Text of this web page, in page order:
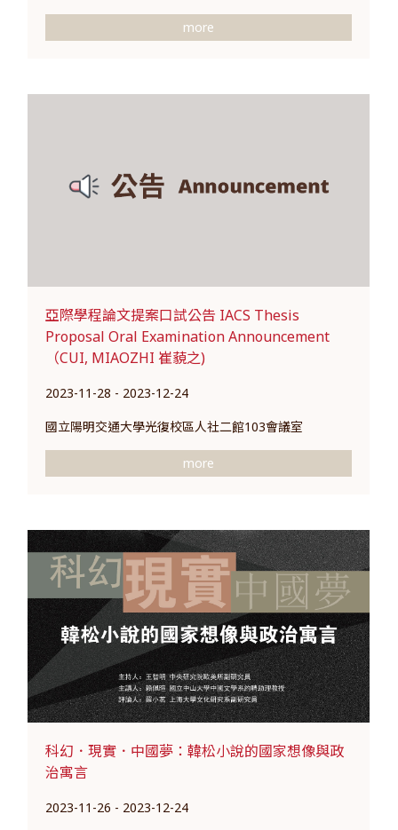
more
亞際學程論文提案口試公告 IACS Thesis
Proposal Oral Examination Announcement
（CUI, MIAOZHI 崔藐之)
2023-11-28 - 2023-12-24
國立陽明交通大學光復校區人社二館103會議室
more
科幻．現實．中國夢：韓松小說的國家想像與政
治寓言
2023-11-26 - 2023-12-24